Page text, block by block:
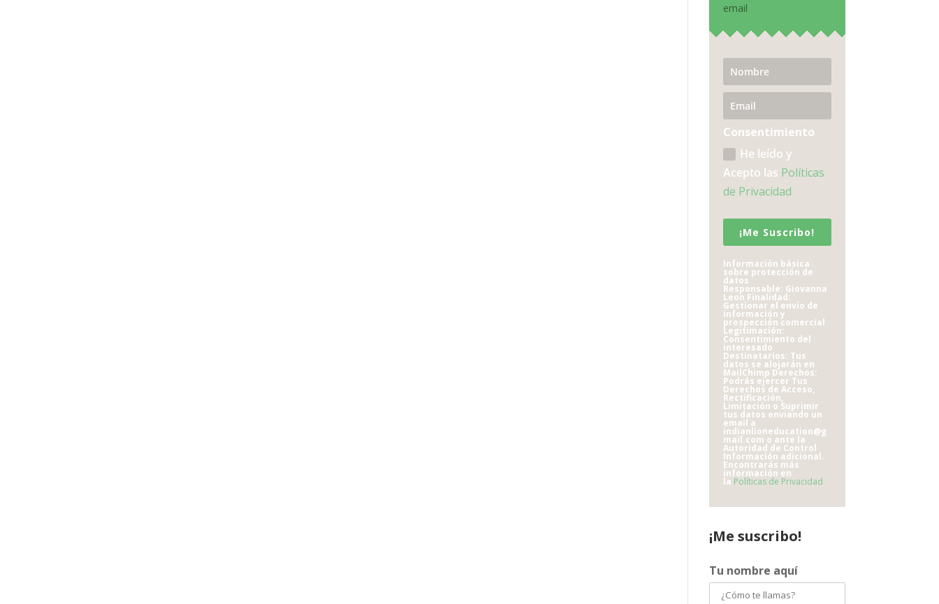
email
Consentimiento
He leído y
Acepto las Políticas
de Privacidad
¡Me Suscribo!
Información básica
sobre protección de
datos
Responsable: Giovanna
Leon Finalidad:
Gestionar el envío de
información y
prospección comercial
Legitimación:
Consentimiento del
interesado
Destinatarios: Tus
datos se alojarán en
MailChimp Derechos:
Podrás ejercer Tus
Derechos de Acceso,
Rectificación,
Limitación o Suprimir
tus datos enviando un
email a
indianlioneducation@g
mail.com o ante la
Autoridad de Control
Información adicional.
Encontrarás más
información en
la Políticas de Privacidad
¡Me suscribo!
Tu nombre aquí